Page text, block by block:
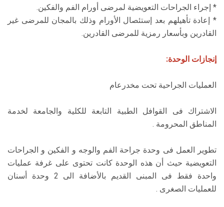
* إجراء الجراحات التعويضية لمرضى أورام الفم والفكين.
* إعادة تأهيلهم بعد إستئصال الأورام وذلك بالمجان للمرضى غير
القادرين وبأسعار رمزية للمرضى القادرين.
إنجازات الوحدة:
العمليات الجراحية تحت مخدرعام
الاشتراك فى القوافل الطبية التابعة للكلية والجامعة لخدمة
المناطق المحرومة .
تطوير العمل فى وحدة جراحة الفم والوجه و الفكين و الجراحات
التعويضية حيث أن هذه الوحدة كانت تحتوى على غرفة عمليات
واحدة فقط فى المبنى القديم بالأضافة الى 2 وحدة أسنان
للعمليات الصغرى .